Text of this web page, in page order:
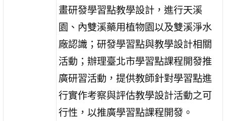
畫研發學習點教學設計，進行天溪
園、內雙溪藥用植物園以及雙溪淨水
廠認識；研發學習點與教學設計相關
活動；辦理臺北市學習點課程開發推
廣研習活動，提供教師針對學習點進
行實作考察與評估教學設計活動之可
行性，以推廣學習點課程開發。